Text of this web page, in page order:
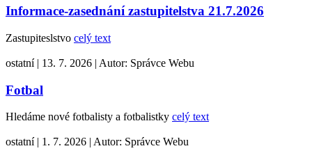
Informace-zasednání zastupitelstva 21.7.2026
Zastupiteslstvo celý text
ostatní | 13. 7. 2026 | Autor: Správce Webu
Fotbal
Hledáme nové fotbalisty a fotbalistky celý text
ostatní | 1. 7. 2026 | Autor: Správce Webu